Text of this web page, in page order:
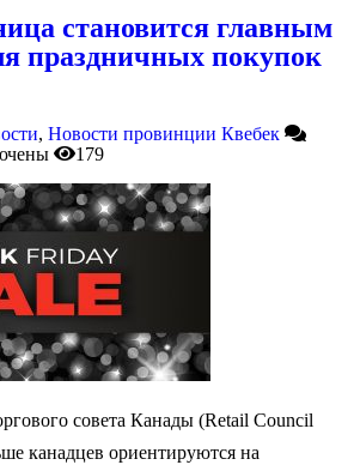
становится главным
праздничных покупок
, Новости провинции Квебек
179
совета Канады (Retail Council
канадцев ориентируются на